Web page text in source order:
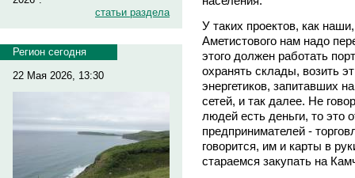
статьи раздела
Регион сегодня
22 Мая 2026, 13:30
У таких проектов, как
Аметистового нам надо
этого должен работать
охранять склады, возить
энергетиков, запитавших
сетей, и так далее. Не
людей есть деньги, то это
предпринимателей -
говорится, им и карты в
стараемся закупать на